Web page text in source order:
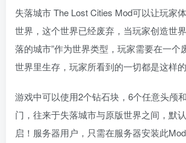
失落城市 The Lost Cities Mod可以让玩家
世界，这个世界已经废弃，当玩家创造世
落的城市”作为世界类型，玩家需要在一个
世界里生存，玩家所看到的一切都是这样的
游戏中可以使用2个钻石块，6个任意头颅
门，往来于失落城市与原版世界之间，默
启！服务器用户，只需在服务器安装此